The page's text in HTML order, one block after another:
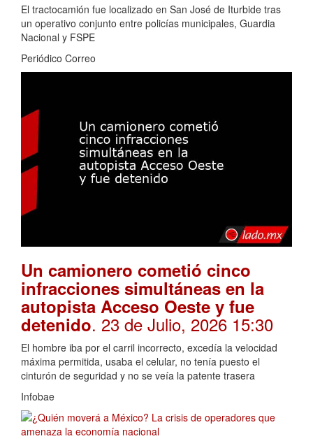
El tractocamión fue localizado en San José de Iturbide tras
un operativo conjunto entre policías municipales, Guardia
Nacional y FSPE
Periódico Correo
Un camionero cometió cinco
infracciones simultáneas en la
autopista Acceso Oeste y fue
detenido. 23 de Julio, 2026 15:30
El hombre iba por el carril incorrecto, excedía la velocidad
máxima permitida, usaba el celular, no tenía puesto el
cinturón de seguridad y no se veía la patente trasera
Infobae